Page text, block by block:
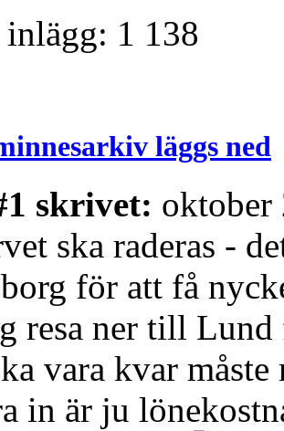
1 138
läggs ned
skrivet: oktober
ska raderas -
för att få
resa ner till
vara kvar
in är ju